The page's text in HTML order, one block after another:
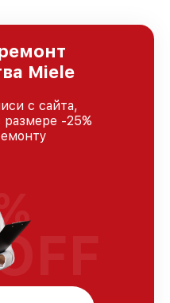
Miele
с сайта,
размере -25%